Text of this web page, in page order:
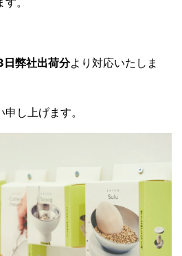
弊社出荷分より対応いたしま
し上げます。